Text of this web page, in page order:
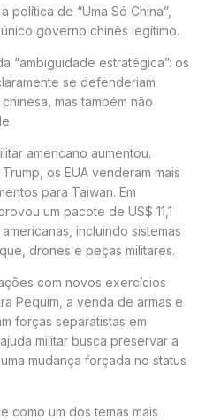
de “Uma Só China”,
governo chinês legítimo.
“ambiguidade estratégica”: os
se defenderiam
mas também não
americano aumentou.
os EUA venderam mais
para Taiwan. Em
um pacote de US$ 11,1
incluindo sistemas
drones e peças militares.
com novos exercícios
Pequim, a venda de armas e
forças separatistas em
militar busca preservar a
mudança forçada no status
como um dos temas mais